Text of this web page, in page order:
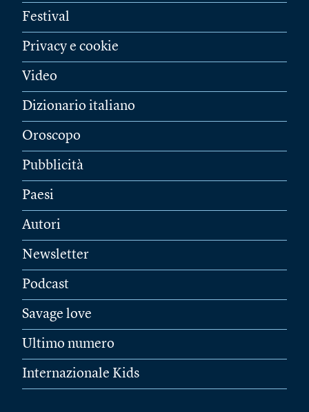
Festival
Privacy e cookie
Video
Dizionario italiano
Oroscopo
Pubblicità
Paesi
Autori
Newsletter
Podcast
Savage love
Ultimo numero
Internazionale Kids